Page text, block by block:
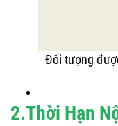
Đối tượng
2.Thời Hạn